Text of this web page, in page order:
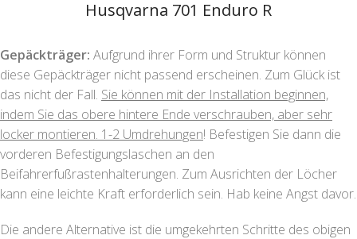
Husqvarna 701 Enduro R
Gepäckträger: Aufgrund ihrer Form und Struktur können
diese Gepäckträger nicht passend erscheinen. Zum Glück ist
das nicht der Fall. Sie können mit der Installation beginnen,
indem Sie das obere hintere Ende verschrauben, aber sehr
locker montieren. 1-2 Umdrehungen! Befestigen Sie dann die
vorderen Befestigungslaschen an den
Beifahrerfußrastenhalterungen. Zum Ausrichten der Löcher
kann eine leichte Kraft erforderlich sein. Hab keine Angst davor.
Die andere Alternative ist die umgekehrten Schritte des obigen